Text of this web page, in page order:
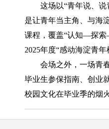
这场以“青年说、说青
是让青年当主角、与海
课程，覆盖“认知—探索
2025年度“感动海淀青
会场之外，一场青春
毕业生参保指南、创业
校园文化在毕业季的烟